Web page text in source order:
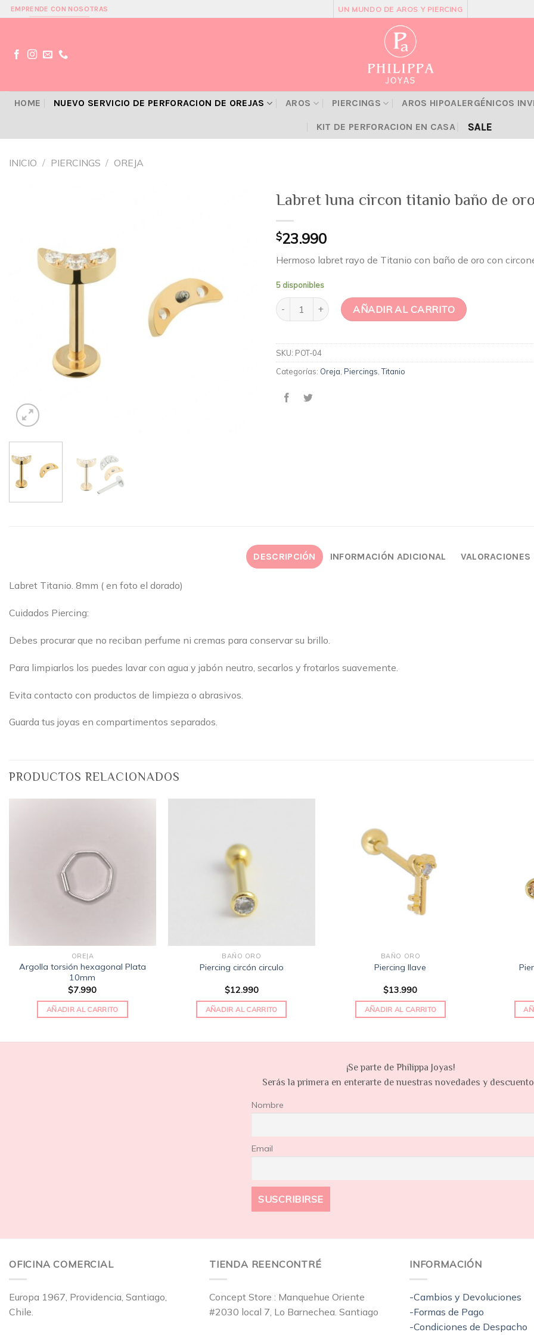
Skip
EMPRENDE CON NOSOTRAS UN MUNDO DE AROS Y PIERCING
HOME NUEVO SERVICIO DE PERFORACION DE OREJAS AROS PIERCINGS AROS HIPOALERGÉNICOS
KIT DE PERFORACION EN CASA SALE
INICIO / PIERCINGS / OREJA
Labret luna circon titanio baño de
$23.990
Hermoso labret rayo de Titanio con baño de oro con
5 disponibles
Labret luna circon titanio baño de oro cantidad
AÑADIR AL CARRITO
SKU: POT-04
Categorías: Oreja Piercings ,Titanio
DESCRIPCIÓN INFORMACIÓN ADICIONAL
Labret Titanio. 8mm ( en foto el dorado)
Cuidados Piercing:
Debes procurar que no reciban perfume ni cremas para conservar su brillo.
Para limpiarlos los puedes lavar con agua y jabón neutro, secarlos y frotarlos suavemente.
Evita contacto con productos de limpieza o abrasivos.
Guarda tus joyas en compartimentos separados.
PRODUCTOS RELACIONADOS
OREJA
Argolla torsión hexagonal Plata
10mm
$7.990
AÑADIR AL CARRITO
BAÑO ORO
Piercing circón circulo
$12.990
AÑADIR AL CARRITO
BAÑO ORO
Piercing llave
$13.990
AÑADIR AL CARRITO
¡Se parte de Philippa Joyas!
Serás la primera en enterarte de nuestras novedades y
Nombre
Email
OFICINA COMERCIAL
Europa 1967, Providencia, Santiago,
Chile.
TIENDA REENCONTRÉ
Concept Store : Manquehue Oriente
#2030 local 7, Lo Barnechea. Santiago
INFORMACIÓN
-Cambios y Devoluciones
-Formas de Pago
-Condiciones de Despacho